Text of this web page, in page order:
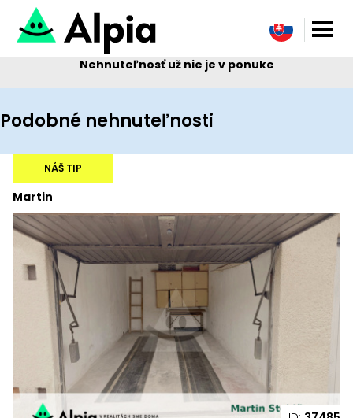
Nehnuteľnosť už nie je v ponuke
Podobné nehnuteľnosti
Martin
NÁŠ TIP